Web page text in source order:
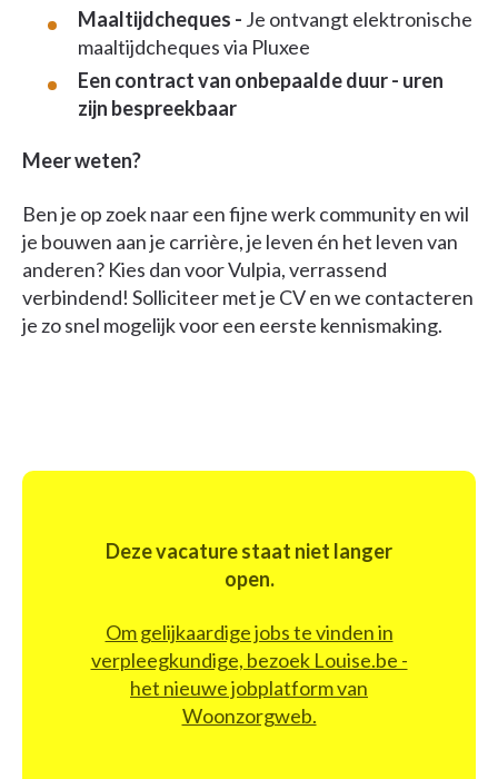
Maaltijdcheques - Je ontvangt elektronische
maaltijdcheques via Pluxee
Een contract van onbepaalde duur - uren
zijn bespreekbaar
Meer weten?
Ben je op zoek naar een fijne werk community en wil
je bouwen aan je carrière, je leven én het leven van
anderen? Kies dan voor Vulpia, verrassend
verbindend! Solliciteer met je CV en we contacteren
je zo snel mogelijk voor een eerste kennismaking.
Deze vacature staat niet langer
open.
Om gelijkaardige jobs te vinden in
verpleegkundige, bezoek Louise.be -
het nieuwe jobplatform van
Woonzorgweb.